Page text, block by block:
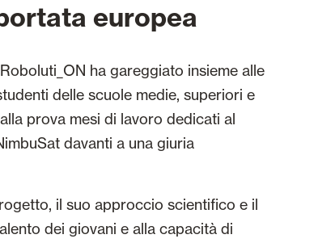
europea
ha gareggiato insieme alle
delle scuole medie, superiori e
prova mesi di lavoro dedicati al
davanti a una giuria
il suo approccio scientifico e il
dei giovani e alla capacità di